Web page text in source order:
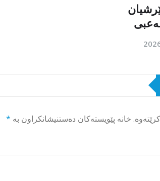
خانە پێویستەکان دەستنیشانکراون بە *